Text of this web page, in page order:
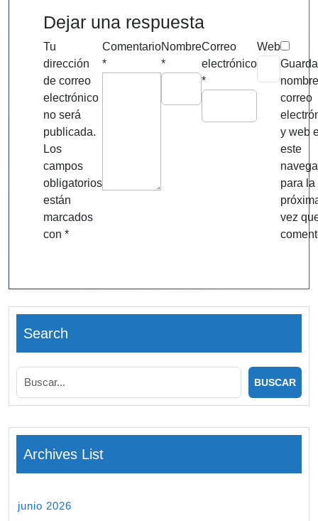
Dejar una respuesta
Tu
dirección
de correo
electrónico
no será
publicada.
Los
campos
obligatorios
están
marcados
con *
Comentario
*
Nombre
*
Correo
electrónico
*
Web
correo
y web
este
para la
vez
Search
Archives List
junio 2026